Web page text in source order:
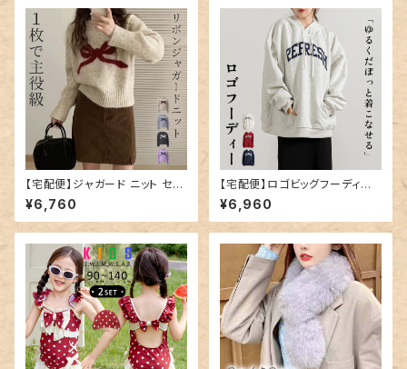
【宅配便】ジャガード ニット セー
ター リボン レディース／tops2
170
¥6,760
【宅配便】ロゴビッグフーディー
／tops2070
¥6,960